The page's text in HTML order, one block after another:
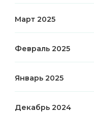
Март 2025
Февраль 2025
Январь 2025
Декабрь 2024